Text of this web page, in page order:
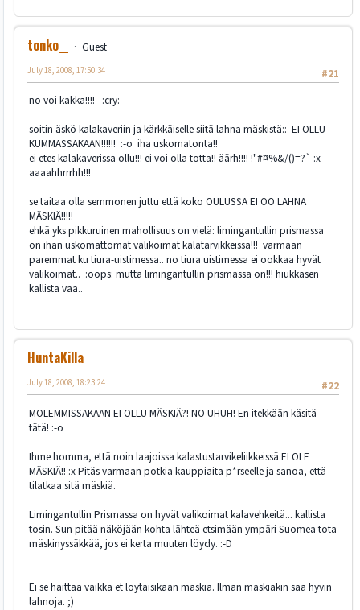
tonko__
Guest
#21
July 18, 2008, 17:50:34
no voi kakka!!!! :cry:
soitin äskö kalakaveriin ja kärkkäiselle siitä lahna mäskistä:: EI OLLU
KUMMASSAKAAN!!!!!! :-o iha uskomatonta!!
ei etes kalakaverissa ollu!!! ei voi olla totta!! äärh!!!! !"#¤%&/()=?` :x
aaaahhrrrhh!!!
se taitaa olla semmonen juttu että koko OULUSSA EI OO LAHNA
MÄSKIÄ!!!!!
ehkä yks pikkuruinen mahollisuus on vielä: limingantullin prismassa
on ihan uskomattomat valikoimat kalatarvikkeissa!!! varmaan
paremmat ku tiura-uistimessa.. no tiura uistimessa ei ookkaa hyvät
valikoimat.. :oops: mutta limingantullin prismassa on!!! hiukkasen
kallista vaa..
HuntaKilla
#22
July 18, 2008, 18:23:24
MOLEMMISSAKAAN EI OLLU MÄSKIÄ?! NO UHUH! En itekkään käsitä
tätä! :-o
Ihme homma, että noin laajoissa kalastustarvikeliikkeissä EI OLE
MÄSKIÄ!! :x Pitäs varmaan potkia kauppiaita p*rseelle ja sanoa, että
tilatkaa sitä mäskiä.
Limingantullin Prismassa on hyvät valikoimat kalavehkeitä... kallista
tosin. Sun pitää näköjään kohta lähteä etsimään ympäri Suomea tota
mäskinyssäkkää, jos ei kerta muuten löydy. :-D
Ei se haittaa vaikka et löytäisikään mäskiä. Ilman mäskiäkin saa hyvin
lahnoja. ;)